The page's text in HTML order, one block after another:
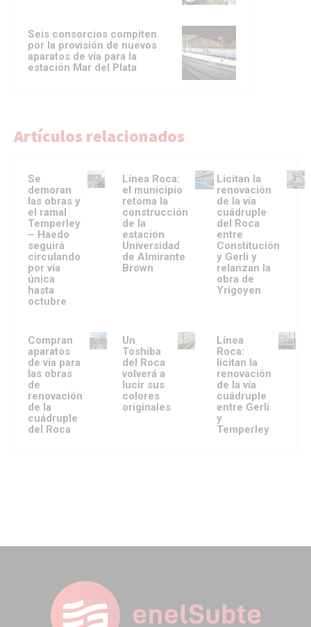
Seis consorcios compiten
por la provisión de nuevos
aparatos de vía para la
estación Mar del Plata
Artículos relacionados
Se
demoran
las obras y
el ramal
Temperley
– Haedo
seguirá
circulando
por vía
única
hasta
octubre
Línea Roca:
el municipio
retoma la
construcción
de la
estación
Universidad
de Almirante
Brown
Licitan la
renovación
de la vía
cuádruple
del Roca
entre
Constitución
y Gerli y
relanzan la
obra de
Yrigoyen
Compran
aparatos
de vía para
las obras
de
renovación
de la
cuádruple
del Roca
Un
Toshiba
del Roca
volverá a
lucir sus
colores
originales
Línea
Roca:
licitan la
renovación
de la vía
cuádruple
entre Gerli
y
Temperley